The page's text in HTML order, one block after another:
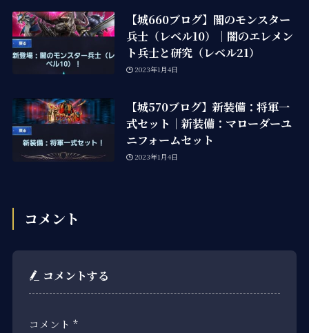
【城660ブログ】闇のモンスター
兵士（レベル10）｜闇のエレメン
ト兵士と研究（レベル21）
2023年1月4日
【城570ブログ】新装備：将軍一
式セット｜新装備：マローダーユ
ニフォームセット
2023年1月4日
コメント
コメントする
コメント*